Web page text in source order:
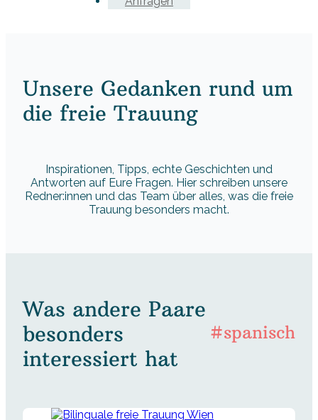
Unsere Gedanken rund um
die freie Trauung
Inspirationen, Tipps, echte Geschichten und
Antworten auf Eure Fragen. Hier schreiben unsere
Redner:innen und das Team über alles, was die freie
Trauung besonders macht.
Was andere Paare
besonders
interessiert hat
#spanisch